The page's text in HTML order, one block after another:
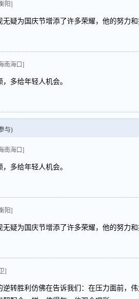
阳]
无疑为国庆节增添了许多荣耀，他的努力
南海口]
多给年轻人机会。
与)
南海口]
多给年轻人机会。
阳]
无疑为国庆节增添了许多荣耀，他的努力
]
逆转胜利仿佛在告诉我们：在压力面前，